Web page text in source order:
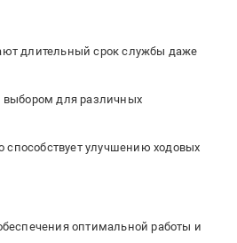
длительный срок службы даже
выбором для различных
способствует улучшению ходовых
оптимальной работы и